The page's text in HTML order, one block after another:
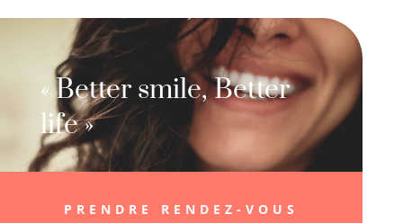
« Better smile, Better
life »
PRENDRE RENDEZ-VOUS